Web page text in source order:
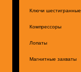
Ключи шестигранные
Компрессоры
Лопаты
Магнитные захваты